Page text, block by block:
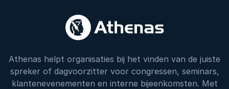
Athenas helpt organisaties bij het vinden van de juiste
spreker of dagvoorzitter voor congressen, seminars,
klantenevenementen en interne bijeenkomsten. Met